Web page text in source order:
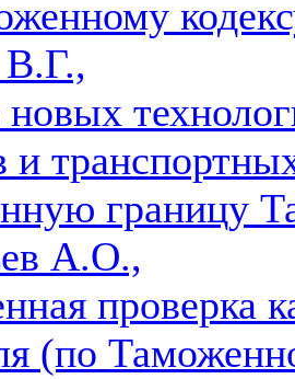
и
границу
А.О.,
проверка
(по